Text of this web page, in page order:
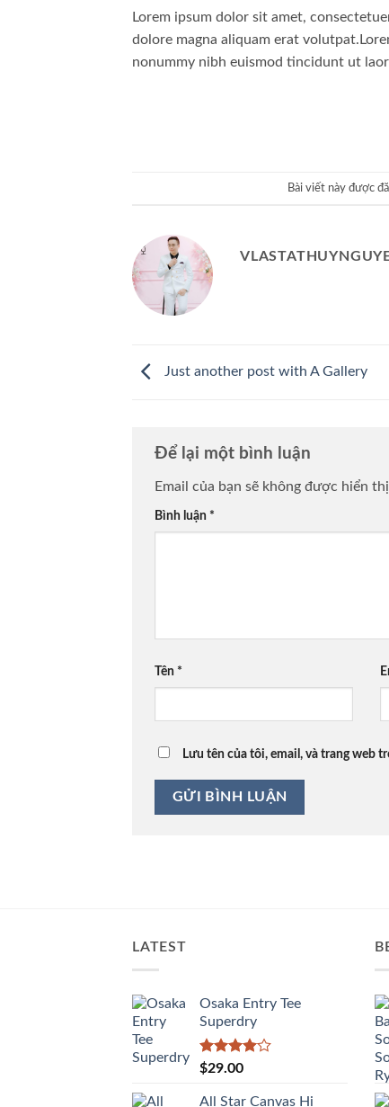
Lorem ipsum dolor sit amet,
dolore magna aliquam erat
nonummy nibh euismod tincidunt ut
Bài viết này được
Just another post with A Gallery
Để lại một bình luận
Email của bạn sẽ không được hiển
Bình luận *
Tên *
Lưu tên của tôi, email, và trang web
LATEST
Osaka Entry Tee
Superdry
Được
4.005
$29.00
All Star Canvas Hi